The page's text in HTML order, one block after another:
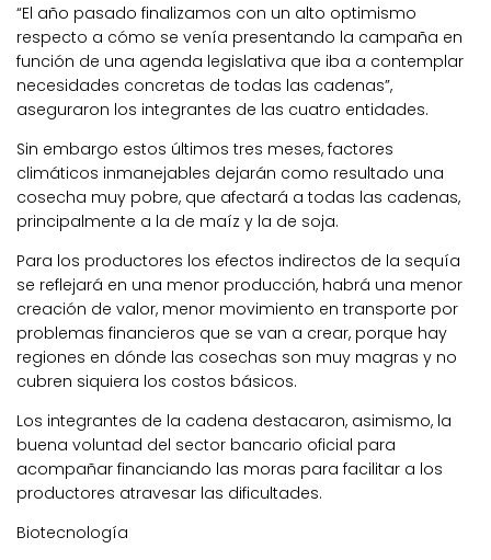
“El año pasado finalizamos con un alto optimismo
respecto a cómo se venía presentando la campaña en
función de una agenda legislativa que iba a contemplar
necesidades concretas de todas las cadenas”,
aseguraron los integrantes de las cuatro entidades.
Sin embargo estos últimos tres meses, factores
climáticos inmanejables dejarán como resultado una
cosecha muy pobre, que afectará a todas las cadenas,
principalmente a la de maíz y la de soja.
Para los productores los efectos indirectos de la sequía
se reflejará en una menor producción, habrá una menor
creación de valor, menor movimiento en transporte por
problemas financieros que se van a crear, porque hay
regiones en dónde las cosechas son muy magras y no
cubren siquiera los costos básicos.
Los integrantes de la cadena destacaron, asimismo, la
buena voluntad del sector bancario oficial para
acompañar financiando las moras para facilitar a los
productores atravesar las dificultades.
Biotecnología